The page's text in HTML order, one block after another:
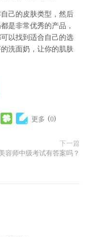
己的皮肤类型，然后
是非常优秀的产品，
以找到适合自己的选
洗面奶，让你的肌肤
更多 (0)
下一篇
容师中级考试有答案吗？